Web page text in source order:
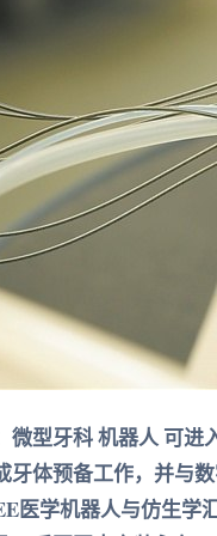
微型牙科 机器人 可进
牙体预备工作，并与
医学机器人与仿生学